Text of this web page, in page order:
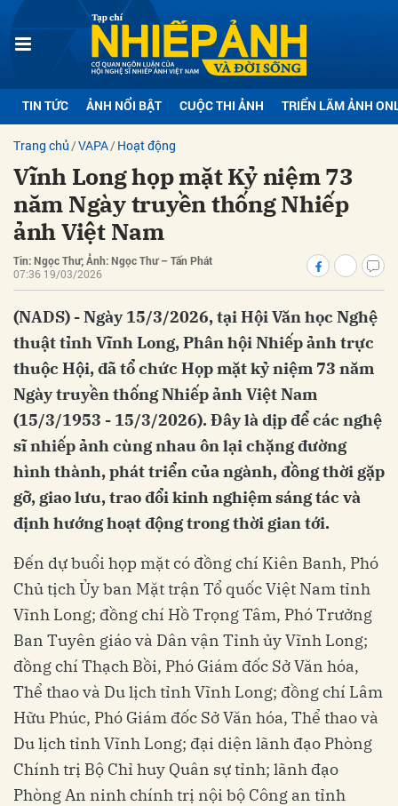
TIN TỨC ẢNH NỔI BẬT CUỘC THI ẢNH TRIỂN LÃM ẢNH
Trang chủ VAPA Hoạt động
Vĩnh Long họp mặt Kỷ niệm 73
năm Ngày truyền thống Nhiếp
ảnh Việt Nam
Tin: Ngọc Thư; Ảnh: Ngọc Thư – Tấn Phát
07:36 19/03/2026
(NADS) - Ngày 15/3/2026, tại Hội Văn học Nghệ
thuật tỉnh Vĩnh Long, Phân hội Nhiếp ảnh trực
thuộc Hội, đã tổ chức Họp mặt kỷ niệm 73 năm
Ngày truyền thống Nhiếp ảnh Việt Nam
(15/3/1953 - 15/3/2026). Đây là dịp để các nghệ
sĩ nhiếp ảnh cùng nhau ôn lại chặng đường
hình thành, phát triển của ngành, đồng thời gặp
gỡ, giao lưu, trao đổi kinh nghiệm sáng tác và
định hướng hoạt động trong thời gian tới.
Đến dự buổi họp mặt có đồng chí Kiên Banh, Phó
Chủ tịch Ủy ban Mặt trận Tổ quốc Việt Nam tỉnh
Vĩnh Long; đồng chí Hồ Trọng Tâm, Phó Trưởng
Ban Tuyên giáo và Dân vận Tỉnh ủy Vĩnh Long;
đồng chí Thạch Bồi, Phó Giám đốc Sở Văn hóa,
Thể thao và Du lịch tỉnh Vĩnh Long; đồng chí Lâm
Hữu Phúc, Phó Giám đốc Sở Văn hóa, Thể thao và
Du lịch tỉnh Vĩnh Long; đại diện lãnh đạo Phòng
Chính trị Bộ Chỉ huy Quân sự tỉnh; lãnh đạo
Phòng An ninh chính trị nội bộ Công an tỉnh
luận
Hủy